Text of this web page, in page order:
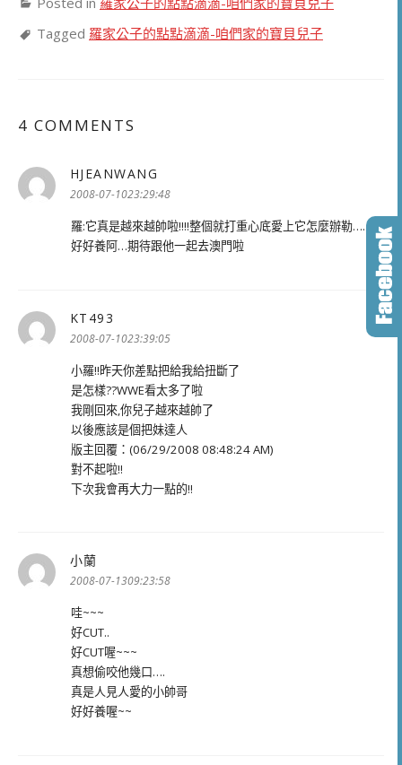
Tagged 羅家公子的點點滴滴-咱們家的寶貝兒子
4 COMMENTS
HJEANWANG
示:
2008-07-1023:29:48
羅:它真是越來越帥啦!!!!整個就打重心底愛上它怎麼辦勒…….
好好養阿…期待跟他一起去澳門啦
KT493
示:
2008-07-1023:39:05
小羅!!昨天你差點把給我給扭斷了
是怎樣??WWE看太多了啦
我剛回來,你兒子越來越帥了
以後應該是個把妹達人
版主回覆：(06/29/2008 08:48:24 AM)
對不起啦!!
下次我會再大力一點的!!
小蘭
示:
2008-07-1309:23:58
哇~~~
好CUT..
好CUT喔~~~
真想偷咬他幾口….
真是人見人愛的小帥哥
好好養喔~~